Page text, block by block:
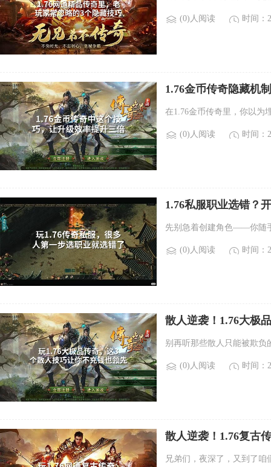
(0)人阅读 时间：
1.76金币传奇隐藏机
在1.76金币传奇里，你以为
(0)人阅读 时间：
1.76私服职业选错？
先别急着创建角色——你随
(0)人阅读 时间：
散人逆袭！1.76大极
别再听那些散人只能被欺负
(0)人阅读 时间：
散人逆袭！1.76复古
兄弟们，夜深了，又到了